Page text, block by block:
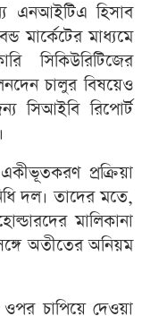
এনআইটিএ হিসাব
মার্কেটের মাধ্যমে
সিকিউরিটিজের
চালুর বিষয়েও
সিআইবি রিপোর্ট
প্রক্রিয়া
দল। তাদের মতে,
মালিকানা
অতীতের অনিয়ম
চাপিয়ে দেওয়া